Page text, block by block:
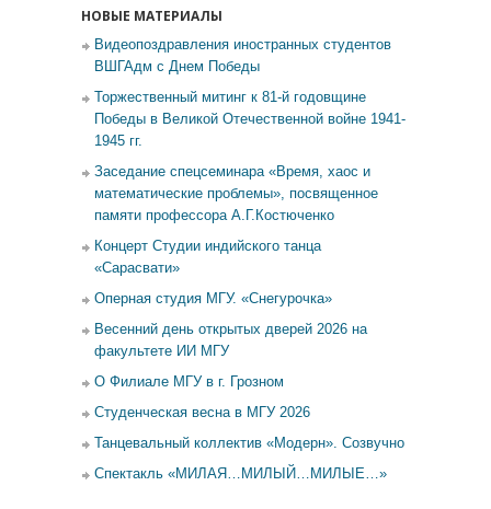
НОВЫЕ МАТЕРИАЛЫ
Видеопоздравления иностранных студентов
ВШГАдм с Днем Победы
Торжественный митинг к 81-й годовщине
Победы в Великой Отечественной войне 1941-
1945 гг.
Заседание спецсеминара «Время, хаос и
математические проблемы», посвященное
памяти профессора А.Г.Костюченко
Концерт Студии индийского танца
«Сарасвати»
Оперная студия МГУ. «Снегурочка»
Весенний день открытых дверей 2026 на
факультете ИИ МГУ
О Филиале МГУ в г. Грозном
Студенческая весна в МГУ 2026
Танцевальный коллектив «Модерн». Созвучно
Спектакль «МИЛАЯ…МИЛЫЙ…МИЛЫЕ…»